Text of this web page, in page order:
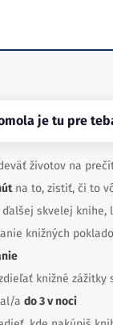
je tu pre
životov na
na to, zistiť, či to
ďalšej skvelej knihe,
knižných
knižné zážitky
a do 3 v noci